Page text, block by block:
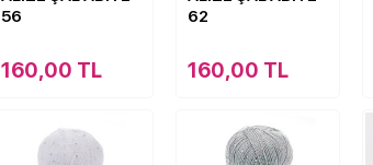
56
160,00 TL
62
160,00 TL